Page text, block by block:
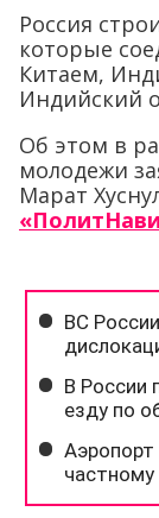
Россия
которые
Китаем,
Индийский
Об этом в
молодежи
Марат